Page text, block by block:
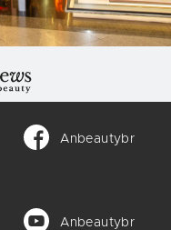
Anbeautybr
Anbeautybr